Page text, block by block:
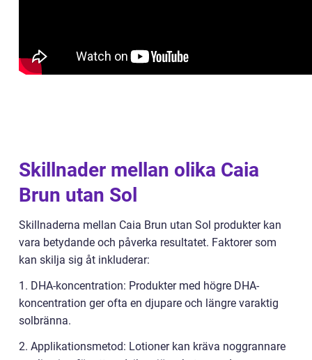
Skillnader mellan olika Caia
Brun utan Sol
Skillnaderna mellan Caia Brun utan Sol produkter kan
vara betydande och påverka resultatet. Faktorer som
kan skilja sig åt inkluderar:
1. DHA-koncentration: Produkter med högre DHA-
koncentration ger ofta en djupare och längre varaktig
solbränna.
2. Applikationsmetod: Lotioner kan kräva noggrannare